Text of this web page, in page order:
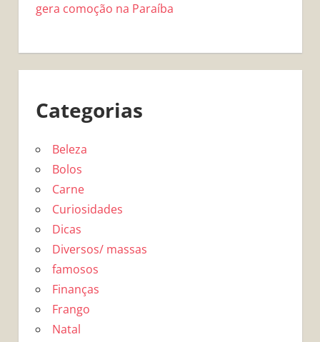
gera comoção na Paraíba
Categorias
Beleza
Bolos
Carne
Curiosidades
Dicas
Diversos/ massas
famosos
Finanças
Frango
Natal